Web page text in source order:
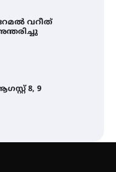
8, 9
കാറ്റിനും
4.4